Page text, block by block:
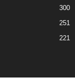
300
251
221